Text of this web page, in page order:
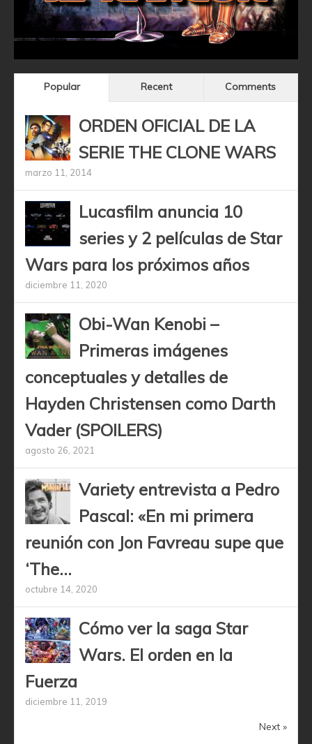
Popular Recent Comments
ORDEN OFICIAL DE LA
SERIE THE CLONE WARS
marzo 11, 2014
Lucasfilm anuncia 10
series y 2 películas de Star
Wars para los próximos años
diciembre 11, 2020
Obi-Wan Kenobi –
Primeras imágenes
conceptuales y detalles de
Hayden Christensen como Darth
Vader (SPOILERS)
agosto 26, 2021
Variety entrevista a Pedro
Pascal: «En mi primera
reunión con Jon Favreau supe que
‘The...
octubre 14, 2020
Cómo ver la saga Star
Wars. El orden en la
Fuerza
diciembre 11, 2019
Next »